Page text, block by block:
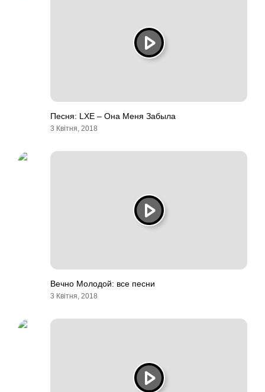
Песня: LXE – Она Меня Забыла
3 Квітня, 2018
Вечно Молодой: все песни
3 Квітня, 2018